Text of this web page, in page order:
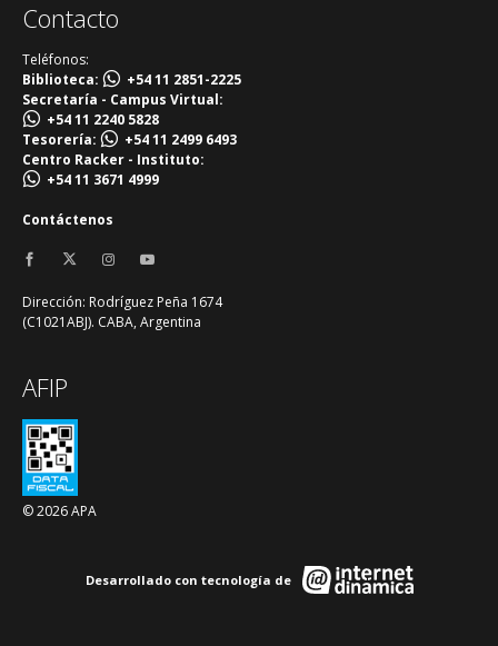
Contacto
Teléfonos:
Biblioteca:
+54 11 2851-2225
Secretaría - Campus Virtual:
+54 11 2240 5828
Tesorería:
+54 11 2499 6493
Centro Racker - Instituto:
+54 11 3671 4999
Contáctenos
Dirección: Rodríguez Peña 1674
(C1021ABJ). CABA, Argentina
AFIP
© 2026 APA